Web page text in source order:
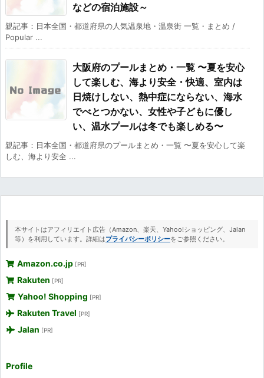
などの宿泊施設～
親記事：日本全国・都道府県の人気温泉地・温泉街 一覧・まとめ /
Popular ...
大阪府のプールまとめ・一覧 〜夏を安心
して楽しむ、海より安全・快適、室内は
日焼けしない、熱中症にならない、海水
でべとつかない、女性や子どもに優し
い、温水プールは冬でも楽しめる〜
親記事：日本全国・都道府県のプールまとめ・一覧 〜夏を安心して楽
しむ、海より安全 ...
本サイトはアフィリエイト広告（Amazon、楽天、Yahoo!ショッピング、Jalan
等）を利用しています。詳細はプライバシーポリシーをご参照ください。
Amazon.co.jp [PR]
Rakuten [PR]
Yahoo! Shopping [PR]
Rakuten Travel [PR]
Jalan [PR]
Profile